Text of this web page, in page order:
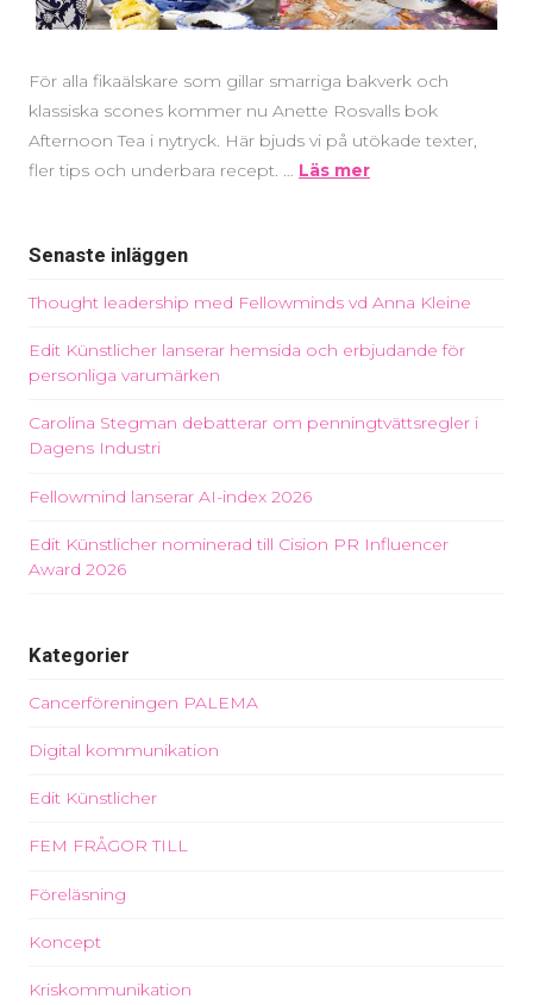
För alla fikaälskare som gillar smarriga bakverk och
klassiska scones kommer nu Anette Rosvalls bok
Afternoon Tea i nytryck. Här bjuds vi på utökade texter,
fler tips och underbara recept. … Läs mer
Senaste inläggen
Thought leadership med Fellowminds vd Anna Kleine
Edit Künstlicher lanserar hemsida och erbjudande för
personliga varumärken
Carolina Stegman debatterar om penningtvättsregler i
Dagens Industri
Fellowmind lanserar AI-index 2026
Edit Künstlicher nominerad till Cision PR Influencer
Award 2026
Kategorier
Cancerföreningen PALEMA
Digital kommunikation
Edit Künstlicher
FEM FRÅGOR TILL
Föreläsning
Koncept
Kriskommunikation